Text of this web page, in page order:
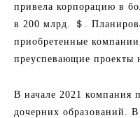
привела корпорацию в
в 200 млрд. ＄.
приобретенные
преуспевающие проекты
В начале 2021 компания
дочерних образований.